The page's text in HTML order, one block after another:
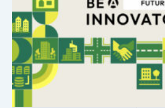
001_新卒採用サイト 020_不動産
記事を見る サイトを見る